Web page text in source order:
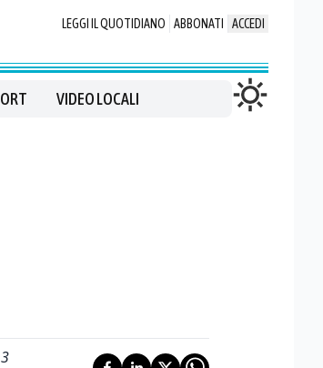
LEGGI IL QUOTIDIANO ABBONATI ACCEDI
VIDEO LOCALI